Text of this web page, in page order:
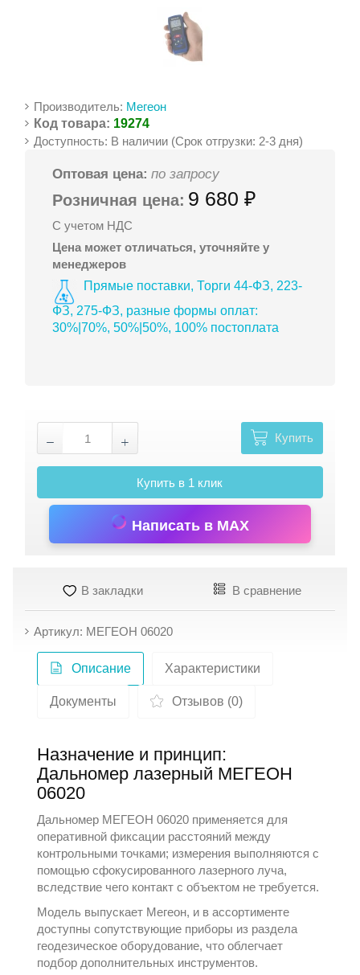
Производитель: Мегеон
Код товара: 19274
Доступность: В наличии (Срок отгрузки: 2-3 дня)
Оптовая цена: по запросу
Розничная цена: 9 680 ₽
С учетом НДС
Цена может отличаться, уточняйте у
менеджеров
Прямые поставки, Торги 44-ФЗ, 223-
ФЗ, 275-ФЗ, разные формы оплат:
30%|70%, 50%|50%, 100% постоплата
Купить
Купить в 1 клик
Написать в MAX
В закладки В сравнение
Артикул: МЕГЕОН 06020
Описание Характеристики
Документы Отзывов (0)
Назначение и принцип:
Дальномер лазерный МЕГЕОН
06020
Дальномер МЕГЕОН 06020 применяется для
оперативной фиксации расстояний между
контрольными точками; измерения выполняются с
помощью сфокусированного лазерного луча,
вследствие чего контакт с объектом не требуется.
Модель выпускает Мегеон, и в ассортименте
доступны сопутствующие приборы из раздела
геодезическое оборудование, что облегчает
подбор дополнительных инструментов.